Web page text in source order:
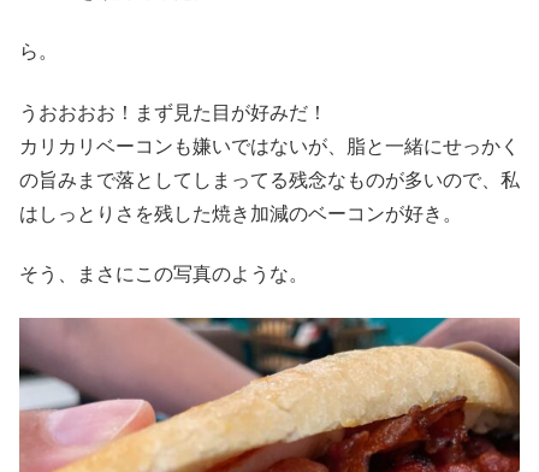
ら。
うおおおお！まず見た目が好みだ！
カリカリベーコンも嫌いではないが、脂と一緒にせっかく
の旨みまで落としてしまってる残念なものが多いので、私
はしっとりさを残した焼き加減のベーコンが好き。
そう、まさにこの写真のような。